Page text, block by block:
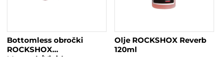
Bottomless obročki
ROCKSHOX
Olje ROCKSHOX Reverb
120ml